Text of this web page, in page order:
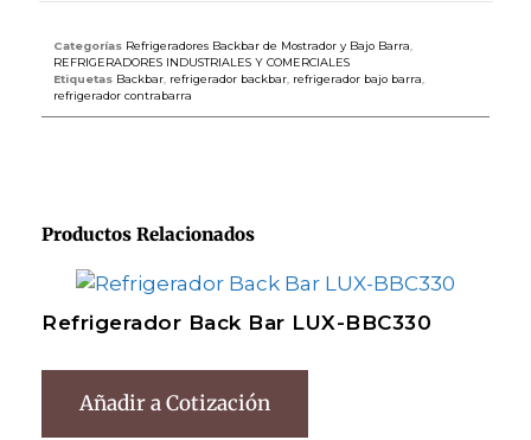
Categorías Refrigeradores Backbar de Mostrador y Bajo Barra,
REFRIGERADORES INDUSTRIALES Y COMERCIALES
Etiquetas Backbar, refrigerador backbar, refrigerador bajo barra,
refrigerador contrabarra
Productos Relacionados
Refrigerador Back Bar LUX-BBC330
Añadir a Cotización